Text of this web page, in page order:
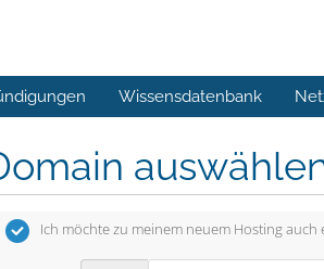
Wissensdatenbank
Ich möchte zu meinem neuem Hosting